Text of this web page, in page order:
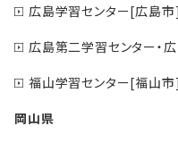
広島学習センター[広島市]
広島第二学習センター・
福山学習センター[福山市]
岡山県